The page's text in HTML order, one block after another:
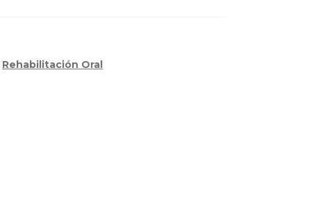
Rehabilitación Oral